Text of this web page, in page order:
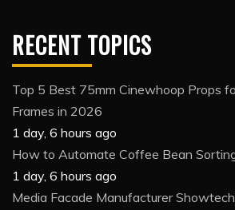
RECENT TOPICS
Top 5 Best 75mm Cinewhoop Props
Frames in 2026
1 day, 6 hours ago
How to Automate Coffee Bean
1 day, 6 hours ago
Media Facade Manufacturer